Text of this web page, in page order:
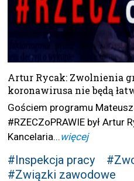
Artur Rycak: Zwolnienia
koronawirusa nie będą
Gościem programu
#RZECZoPRAWIE był Artur
Kancelaria...więcej
#Inspekcja pracy
#Związki zawodowe